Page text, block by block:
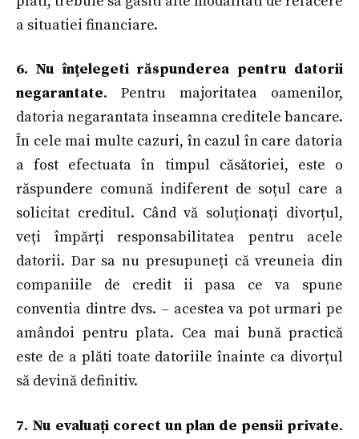
a situatiei financiare.
6. Nu înțelegeti răspunderea pentru datorii
negarantate. Pentru majoritatea oamenilor,
datoria negarantata inseamna creditele bancare.
În cele mai multe cazuri, în cazul în care datoria
a fost efectuata în timpul căsătoriei, este o
răspundere comună indiferent de soțul care a
solicitat creditul. Când vă soluționați divorțul,
veți împărți responsabilitatea pentru acele
datorii. Dar sa nu presupuneți că vreuneia din
companiile de credit ii pasa ce va spune
conventia dintre dvs. – acestea va pot urmari pe
amândoi pentru plata. Cea mai bună practică
este de a plăti toate datoriile înainte ca divorțul
să devină definitiv.
7. Nu evaluați corect un plan de pensii private.